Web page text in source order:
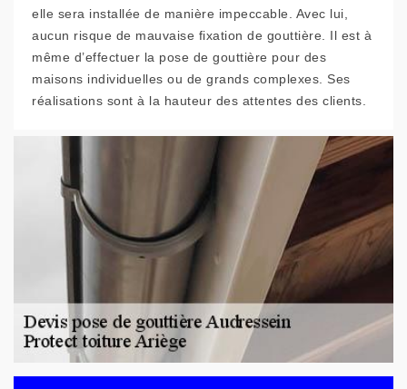
elle sera installée de manière impeccable. Avec lui,
aucun risque de mauvaise fixation de gouttière. Il est à
même d’effectuer la pose de gouttière pour des
maisons individuelles ou de grands complexes. Ses
réalisations sont à la hauteur des attentes des clients.